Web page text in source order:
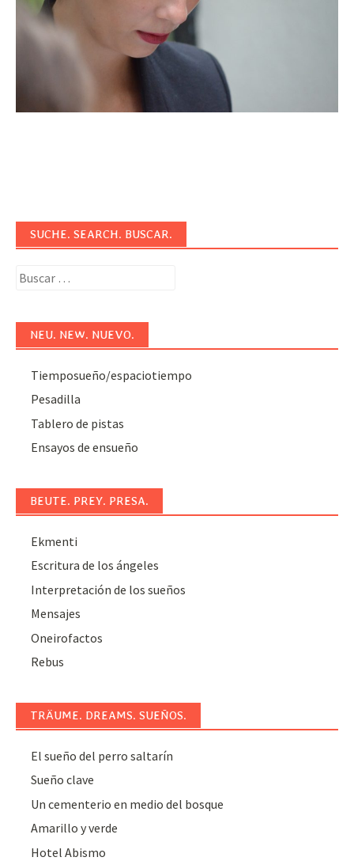
SUCHE. SEARCH. BUSCAR.
Buscar:
NEU. NEW. NUEVO.
Tiemposueño/espaciotiempo
Pesadilla
Tablero de pistas
Ensayos de ensueño
BEUTE. PREY. PRESA.
Ekmenti
Escritura de los ángeles
Interpretación de los sueños
Mensajes
Oneirofactos
Rebus
TRÄUME. DREAMS. SUEÑOS.
El sueño del perro saltarín
Sueño clave
Un cementerio en medio del bosque
Amarillo y verde
Hotel Abismo